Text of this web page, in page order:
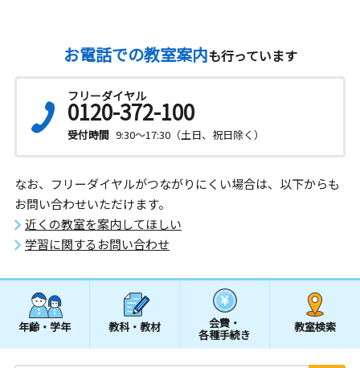
お電話での教室案内も行っています
フリーダイヤル
0120-372-100
受付時間 9:30～17:30（土日、祝日除く）
なお、フリーダイヤルがつながりにくい場合は、以下からも
お問い合わせいただけます。
近くの教室を案内してほしい
学習に関するお問い合わせ
年齢・学年 教科・教材 会費・
各種手続き
教室検索